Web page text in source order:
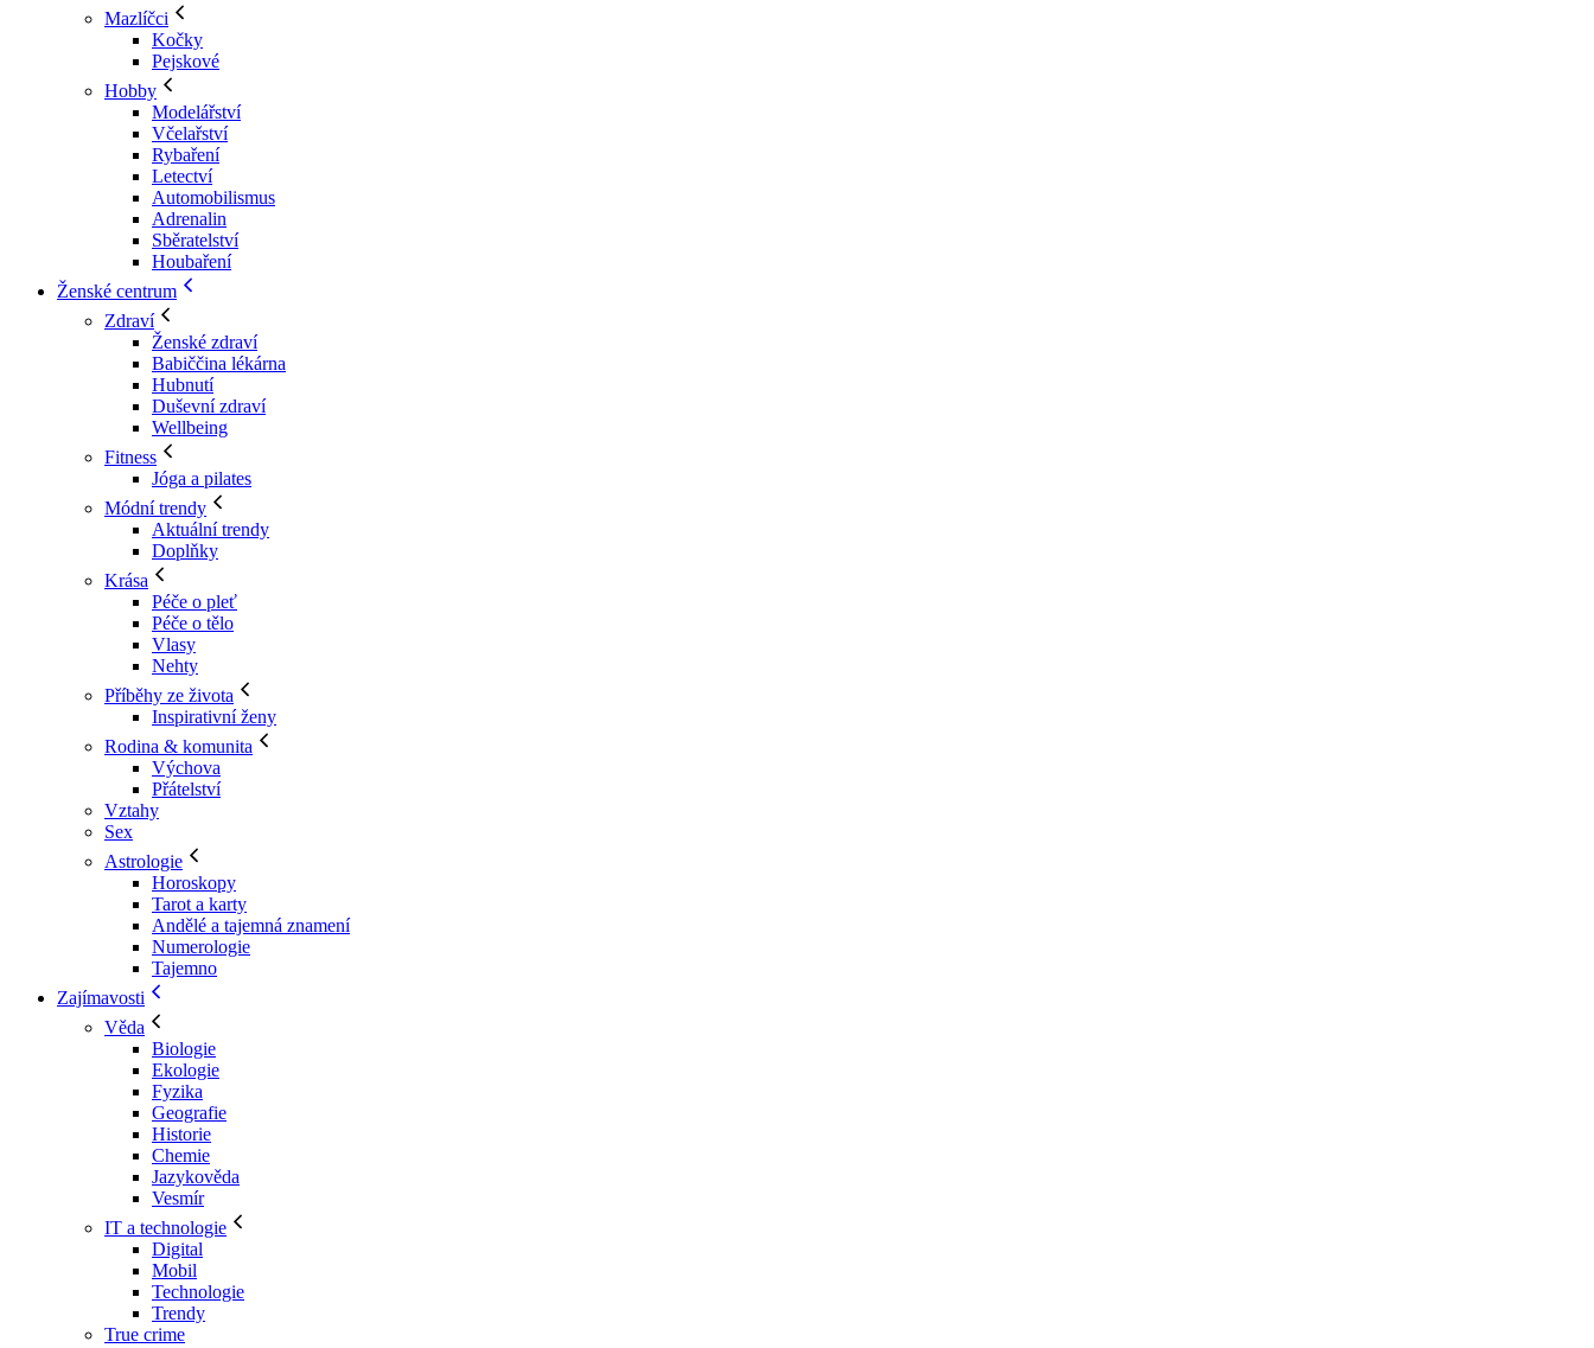
Mazlíčci
Kočky
Pejskové
Hobby
Modelářství
Včelařství
Rybaření
Letectví
Automobilismus
Adrenalin
Sběratelství
Houbaření
Ženské centrum
Zdraví
Ženské zdraví
Babiččina lékárna
Hubnutí
Duševní zdraví
Wellbeing
Fitness
Jóga a pilates
Módní trendy
Aktuální trendy
Doplňky
Krása
Péče o pleť
Péče o tělo
Vlasy
Nehty
Příběhy ze života
Inspirativní ženy
Rodina & komunita
Výchova
Přátelství
Vztahy
Sex
Astrologie
Horoskopy
Tarot a karty
Andělé a tajemná znamení
Numerologie
Tajemno
Zajímavosti
Věda
Biologie
Ekologie
Fyzika
Geografie
Historie
Chemie
Jazykověda
Vesmír
IT a technologie
Digital
Mobil
Technologie
Trendy
True crime